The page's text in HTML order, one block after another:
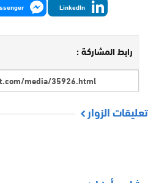
LinkedIn
رابط المشاركة :
تعليقات الزوار